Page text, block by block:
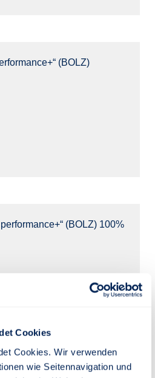
Cookies
Cookies. Wir verwenden
wie Seitennavigation und
(BOLZ)
(BOLZ) 100%